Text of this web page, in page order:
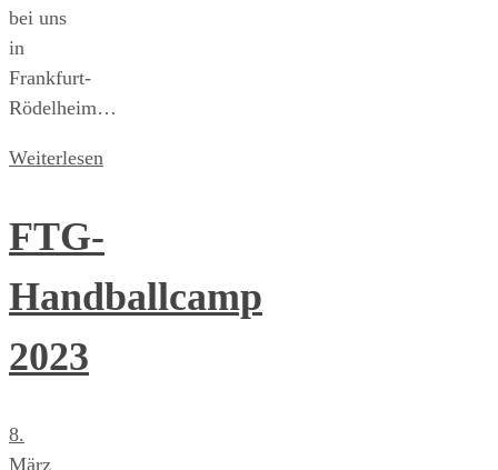
bei uns
in
Frankfurt-
Rödelheim…
Weiterlesen
FTG-
Handballcamp
2023
8.
März